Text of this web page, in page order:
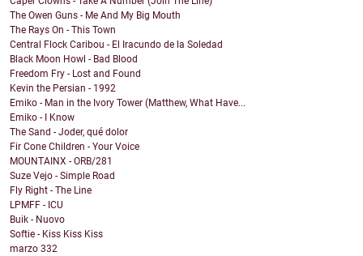
The Owen Guns - Me And My Big Mouth
The Rays On - This Town
Central Flock Caribou - El Iracundo de la Soledad
Black Moon Howl - Bad Blood
Freedom Fry - Lost and Found
Kevin the Persian - 1992
Emiko - Man in the Ivory Tower (Matthew, What Have...
Emiko - I Know
The Sand - Joder, qué dolor
Fir Cone Children - Your Voice
MOUNTAINX - ORB/281
Suze Vejo - Simple Road
Fly Right - The Line
LPMFF - ICU
Buik - Nuovo
Softie - Kiss Kiss Kiss
marzo 332